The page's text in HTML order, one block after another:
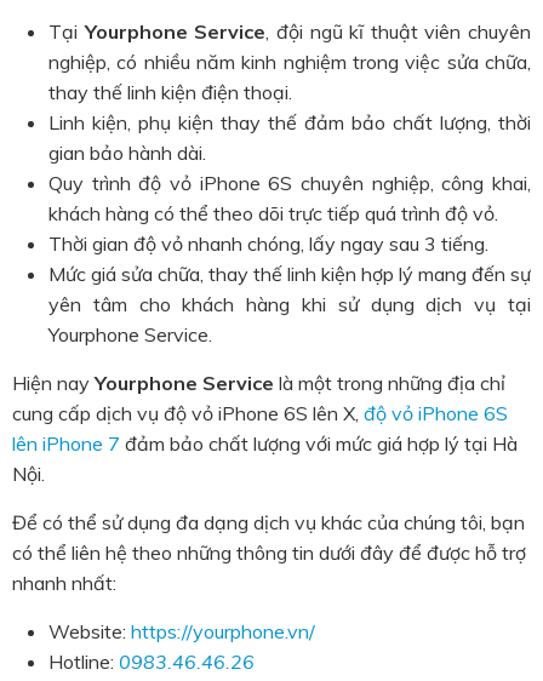
TạiYourphone Service, đội ngũ kĩ thuật viên chuyên
nghiệp, có nhiều năm kinh nghiệm trong việc sửa chữa,
thay thế linh kiện điện thoại.
Linh kiện, phụ kiện thay thế đảm bảo chất lượng, thời
gian bảo hành dài.
Quy trình độ vỏ iPhone 6S chuyên nghiệp, công khai,
khách hàng có thể theo dõi trực tiếp quá trình độ vỏ.
Thời gian độ vỏ nhanh chóng, lấy ngay sau 3 tiếng.
Mức giá sửa chữa, thay thế linh kiện hợp lý mang đến sự
yên tâm cho khách hàng khi sử dụng dịch vụ tại
Yourphone Service.
Hiện nayYourphone Service là một trong những địa chỉ
cung cấp dịch vụ độ vỏ iPhone 6S lên X, độ vỏ iPhone 6S
lên iPhone 7 đảm bảo chất lượng với mức giá hợp lý tại Hà
Nội.
Để có thể sử dụng đa dạng dịch vụ khác của chúng tôi, bạn
có thể liên hệ theo những thông tin dưới đây để được hỗ trợ
nhanh nhất:
Website: https://yourphone.vn/
Hotline: 0983.46.46.26